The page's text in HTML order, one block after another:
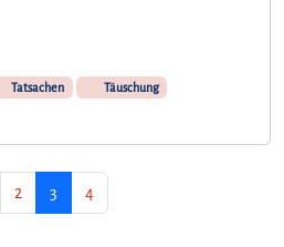
e
x
m
e
Tatsachen
Täuschung
Seite
2 Aktuelle Seite
3 Seite
4